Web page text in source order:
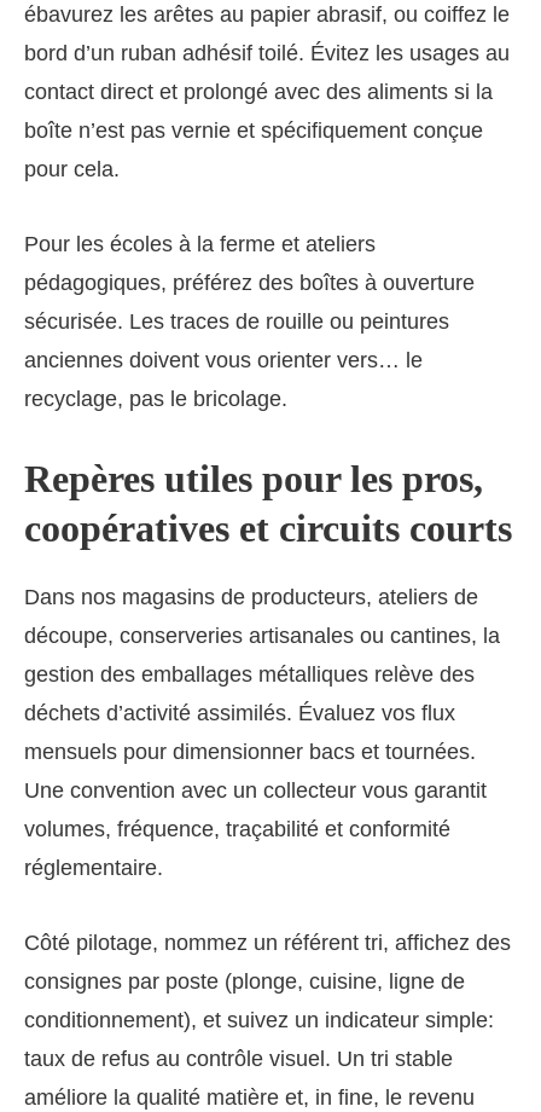
ébavurez les arêtes au papier abrasif, ou coiffez le
bord d’un ruban adhésif toilé. Évitez les usages au
contact direct et prolongé avec des aliments si la
boîte n’est pas vernie et spécifiquement conçue
pour cela.
Pour les écoles à la ferme et ateliers
pédagogiques, préférez des boîtes à ouverture
sécurisée. Les traces de rouille ou peintures
anciennes doivent vous orienter vers… le
recyclage, pas le bricolage.
Repères utiles pour les pros,
coopératives et circuits courts
Dans nos magasins de producteurs, ateliers de
découpe, conserveries artisanales ou cantines, la
gestion des emballages métalliques relève des
déchets d’activité assimilés. Évaluez vos flux
mensuels pour dimensionner bacs et tournées.
Une convention avec un collecteur vous garantit
volumes, fréquence, traçabilité et conformité
réglementaire.
Côté pilotage, nommez un référent tri, affichez des
consignes par poste (plonge, cuisine, ligne de
conditionnement), et suivez un indicateur simple:
taux de refus au contrôle visuel. Un tri stable
améliore la qualité matière et, in fine, le revenu